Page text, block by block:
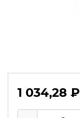
1 034,28 ₽